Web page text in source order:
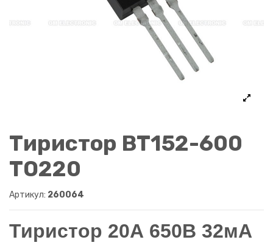
Тиристор BT152-600
TO220
Артикул: 260064
Тиристор 20А 650В 32мА